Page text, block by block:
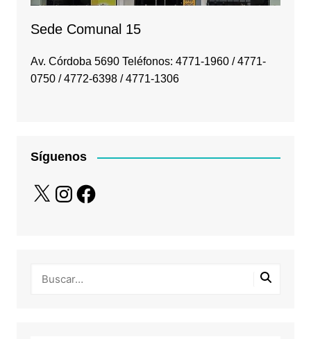
Sede Comunal 15
Av. Córdoba 5690 Teléfonos: 4771-1960 / 4771-
0750 / 4772-6398 / 4771-1306
Síguenos
X InstagramFacebook